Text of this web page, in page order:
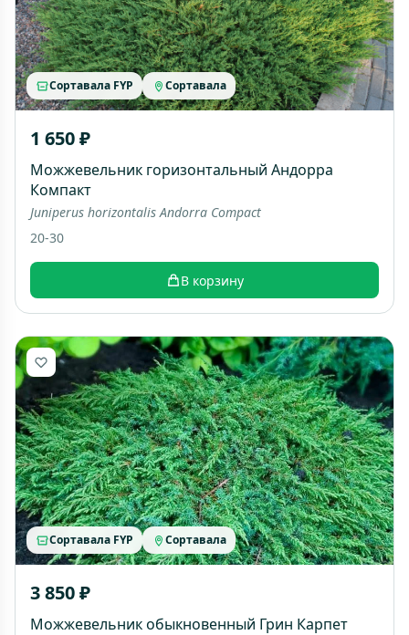
Сортавала FYP Сортавала
1 650 ₽
Можжевельник горизонтальный Андорра
Компакт
Juniperus horizontalis Andorra Compact
20-30
В корзину
Сортавала FYP Сортавала
3 850 ₽
Можжевельник обыкновенный Грин Карпет